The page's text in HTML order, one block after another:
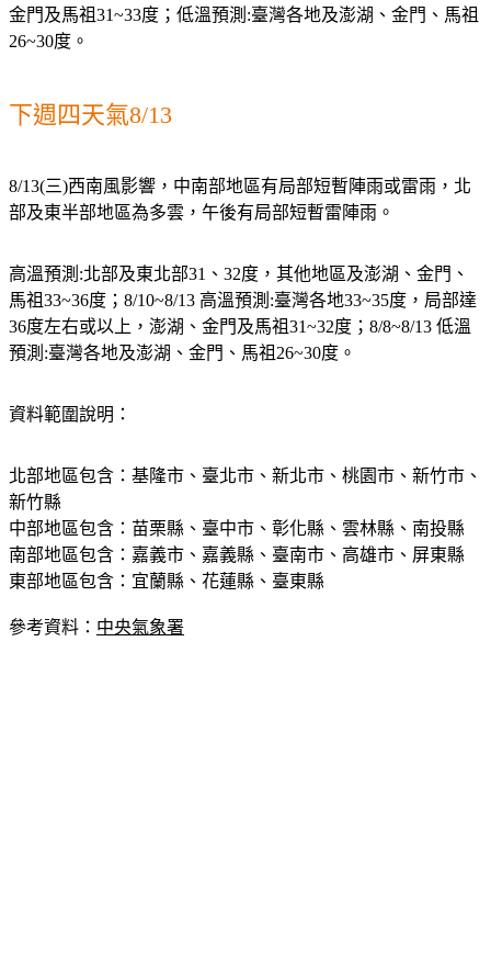
金門及馬祖31~33度；低溫預測:臺灣各地及澎湖、金門、馬祖
26~30度。
下週四天氣8/13
8/13(三)西南風影響，中南部地區有局部短暫陣雨或雷雨，北
部及東半部地區為多雲，午後有局部短暫雷陣雨。
高溫預測:北部及東北部31、32度，其他地區及澎湖、金門、
馬祖33~36度；8/10~8/13 高溫預測:臺灣各地33~35度，局部達
36度左右或以上，澎湖、金門及馬祖31~32度；8/8~8/13 低溫
預測:臺灣各地及澎湖、金門、馬祖26~30度。
資料範圍說明：
北部地區包含：基隆市、臺北市、新北市、桃園市、新竹市、
新竹縣
中部地區包含：苗栗縣、臺中市、彰化縣、雲林縣、南投縣
南部地區包含：嘉義市、嘉義縣、臺南市、高雄市、屏東縣
東部地區包含：宜蘭縣、花蓮縣、臺東縣
參考資料： 中央氣象署